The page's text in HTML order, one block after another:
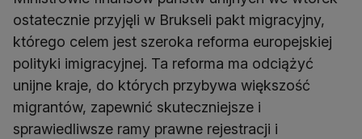
ostatecznie przyjęli w Brukseli pakt migracyjny,
którego celem jest szeroka reforma europejskiej
polityki imigracyjnej. Ta reforma ma odciążyć
unijne kraje, do których przybywa większość
migrantów, zapewnić skuteczniejsze i
sprawiedliwsze ramy prawne rejestracji i